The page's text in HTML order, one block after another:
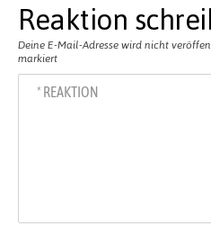
Reaktion
Deine E-Mail-Adresse wird nicht
markiert